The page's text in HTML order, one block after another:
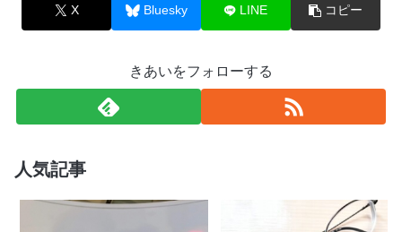
X Bluesky LINE コピー
きあいをフォローする
人気記事